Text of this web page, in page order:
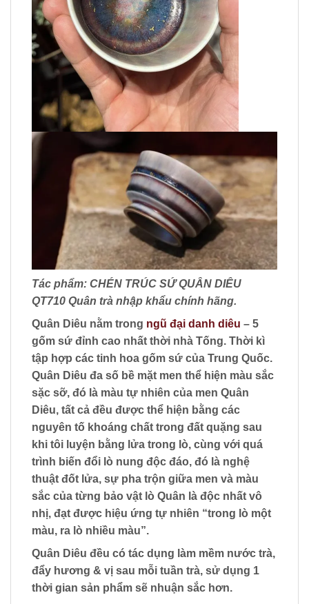
Tác phẩm: CHÉN TRÚC SỨ QUÂN DIÊU
QT710 Quân trà nhập khẩu chính hãng.
Quân Diêu nằm trong ngũ đại danh diêu – 5
gốm sứ đỉnh cao nhất thời nhà Tống. Thời kì
tập hợp các tinh hoa gốm sứ của Trung Quốc.
Quân Diêu đa số bề mặt men thể hiện màu sắc
sặc sỡ, đó là màu tự nhiên của men Quân
Diêu, tất cả đều được thể hiện bằng các
nguyên tố khoáng chất trong đất quặng sau
khi tôi luyện bằng lửa trong lò, cùng với quá
trình biến đổi lò nung độc đáo, đó là nghệ
thuật đốt lửa, sự pha trộn giữa men và màu
sắc của từng bảo vật lò Quân là độc nhất vô
nhị, đạt được hiệu ứng tự nhiên “trong lò một
màu, ra lò nhiều màu”.
Quân Diêu đều có tác dụng làm mềm nước trà,
đẩy hương & vị sau mỗi tuần trà, sử dụng 1
thời gian sản phẩm sẽ nhuận sắc hơn.